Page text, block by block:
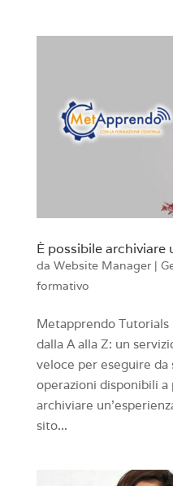
È possibile archiviare
da Website Manager|
formativo
Metapprendo
dalla A alla Z: un
veloce per eseguire
operazioni disponibili a
archiviare
sito...